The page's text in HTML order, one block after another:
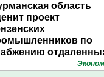
область
проект
по
с помощью